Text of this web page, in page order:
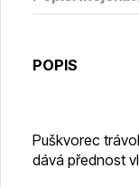
POPIS
Puškvorec
dává přednost